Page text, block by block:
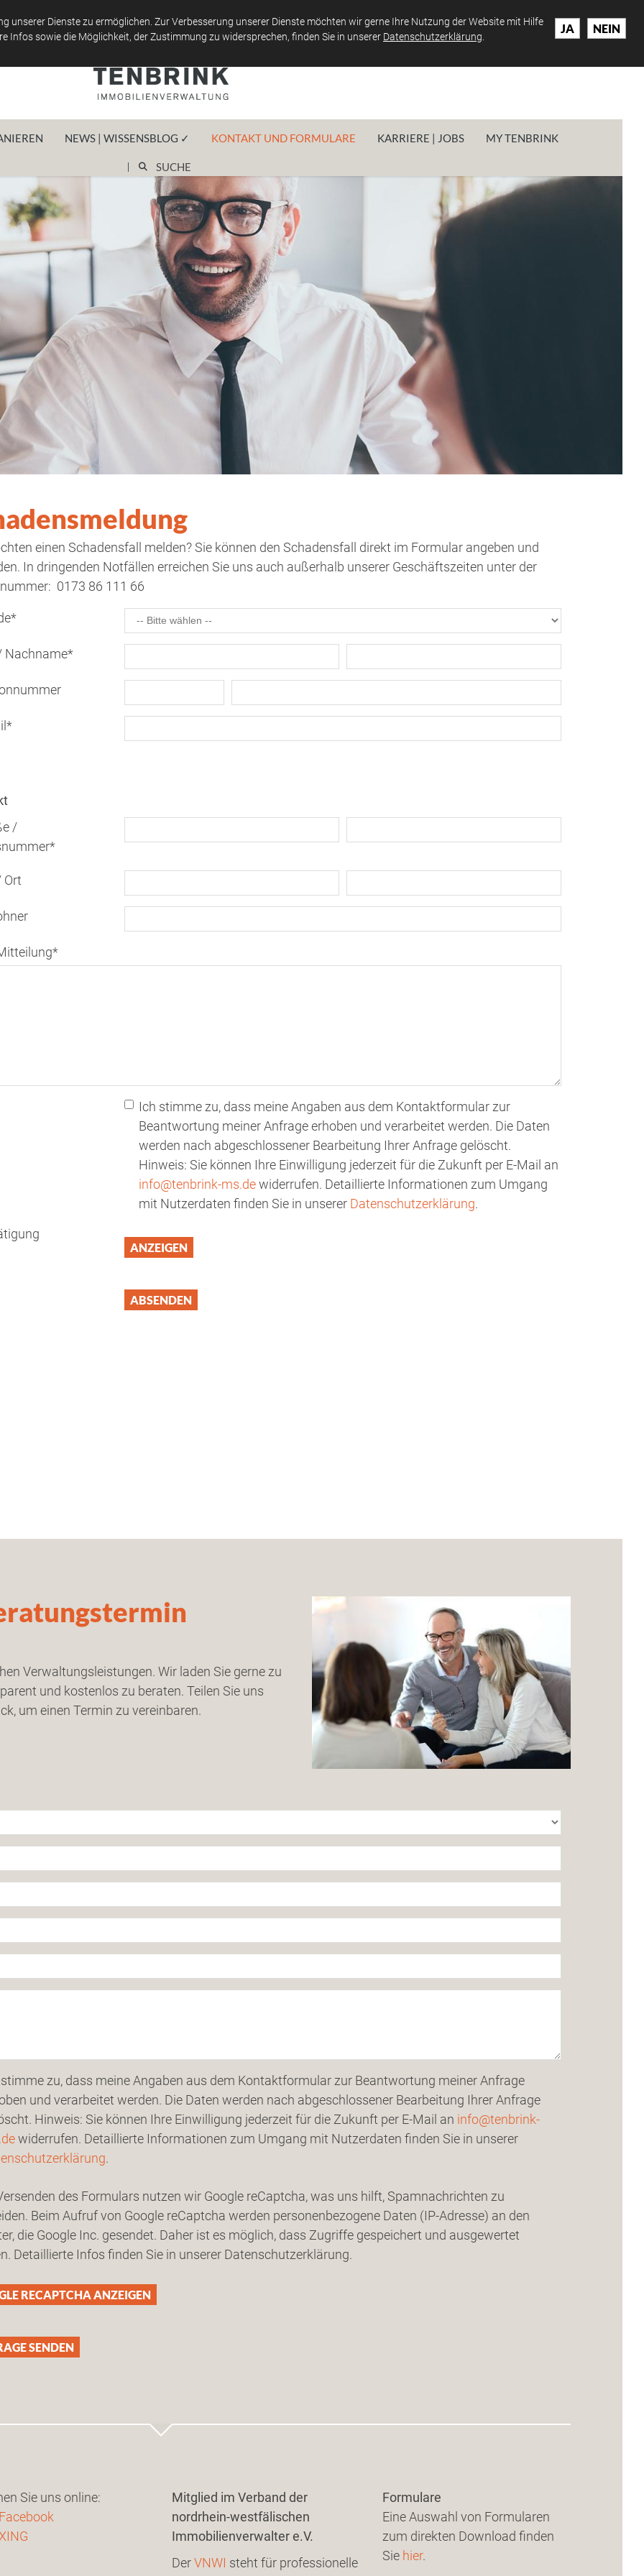
NEWS | WISSENSBLOG ✓ KONTAKT UND FORMULARE KARRIERE | JOBS MY TENBRINK
SUCHE
einen Schadensfall melden? Sie können den Schadensfall direkt im Formular angeben und
In dringenden Notfällen erreichen Sie uns auch außerhalb unserer Geschäftszeiten unter der
0173 86 111 66
*
Nachname*
*
/
*
Ort
*
Ich stimme zu, dass meine Angaben aus dem Kontaktformular zur
Beantwortung meiner Anfrage erhoben und verarbeitet werden. Die Daten
werden nach abgeschlossener Bearbeitung Ihrer Anfrage gelöscht.
Hinweis: Sie können Ihre Einwilligung jederzeit für die Zukunft per E-Mail an
info@tenbrink-ms.dewiderrufen. Detaillierte Informationen zum Umgang
mit Nutzerdaten finden Sie in unserer Datenschutzerklärung.
ANZEIGEN
Verwaltungsleistungen. Wir laden Sie gerne zu
und kostenlos zu beraten. Teilen Sie uns
um einen Termin zu vereinbaren.
zu, dass meine Angaben aus dem Kontaktformular zur Beantwortung meiner Anfrage
und verarbeitet werden. Die Daten werden nach abgeschlossener Bearbeitung Ihrer Anfrage
Hinweis: Sie können Ihre Einwilligung jederzeit für die Zukunft per E-Mail an info@tenbrink-
widerrufen. Detaillierte Informationen zum Umgang mit Nutzerdaten finden Sie in unserer
.
des Formulars nutzen wir Google reCaptcha, was uns hilft, Spamnachrichten zu
Beim Aufruf von Google reCaptcha werden personenbezogene Daten (IP-Adresse) an den
die Google Inc. gesendet. Daher ist es möglich, dass Zugriffe gespeichert und ausgewertet
Detaillierte Infos finden Sie in unserer Datenschutzerklärung.
RECAPTCHA ANZEIGEN
Sie uns online:
Mitglied im Verband der
nordrhein-westfälischen
Immobilienverwalter e.V.
DerVNWI steht für professionelle
Formulare
Eine Auswahl von Formularen
zum direkten Download finden
Sie hier.
NEIN
JA
unserer Dienste zu ermöglichen. Zur Verbesserung unserer Dienste möchten wir gerne Ihre Nutzung der Website mit Hilfe
Infos sowie die Möglichkeit, der Zustimmung zu widersprechen, finden Sie in unserer Datenschutzerklärung